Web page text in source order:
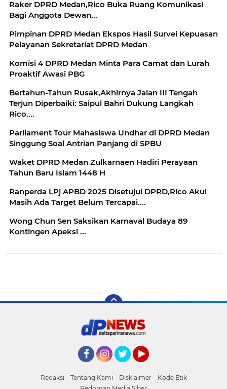
Raker DPRD Medan,Rico Buka Ruang Komunikasi
Bagi Anggota Dewan...
Pimpinan DPRD Medan Ekspos Hasil Survei Kepuasan
Pelayanan Sekretariat DPRD Medan
Komisi 4 DPRD Medan Minta Para Camat dan Lurah
Proaktif Awasi PBG
Bertahun-Tahun Rusak,Akhirnya Jalan III Tengah
Terjun Diperbaiki: Saipul Bahri Dukung Langkah
Rico....
Parliament Tour Mahasiswa Undhar di DPRD Medan
Singgung Soal Antrian Panjang di SPBU
Waket DPRD Medan Zulkarnaen Hadiri Perayaan
Tahun Baru Islam 1448 H
Ranperda LPj APBD 2025 Disetujui DPRD,Rico Akui
Masih Ada Target Belum Tercapai....
Wong Chun Sen Saksikan Karnaval Budaya 89
Kontingen Apeksi ...
Redaksi Tentang Kami Disklaimer
Kode Etik